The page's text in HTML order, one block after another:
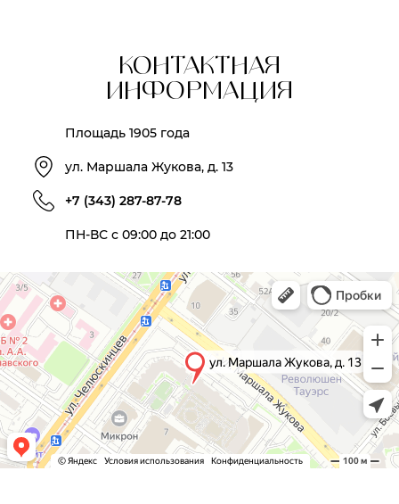
КОНТАКТНАЯ
ИНФОРМАЦИЯ
Площадь 1905 года
ул. Маршала Жукова, д. 13
+7 (343) 287-87-78
ПН-ВС с 09:00 до 21:00